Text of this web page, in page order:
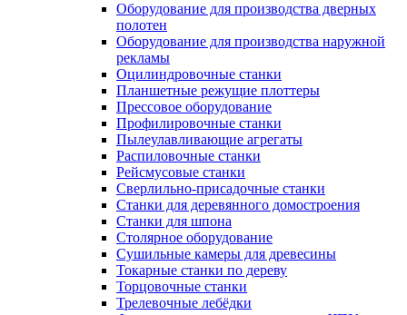
Оборудование для производства дверных
полотен
Оборудование для производства наружной
рекламы
Оцилиндровочные станки
Планшетные режущие плоттеры
Прессовое оборудование
Профилировочные станки
Пылеулавливающие агрегаты
Распиловочные станки
Рейсмусовые станки
Сверлильно-присадочные станки
Станки для деревянного домостроения
Станки для шпона
Столярное оборудование
Сушильные камеры для древесины
Токарные станки по дереву
Торцовочные станки
Трелевочные лебёдки